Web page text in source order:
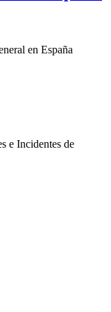
en España
e Incidentes de